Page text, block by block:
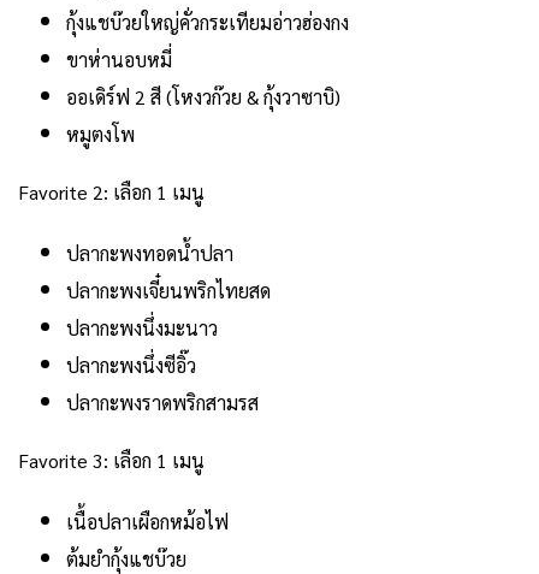
กุ้งแชบ๊วยใหญ่คั่วกระเทียมอ่าวฮ่องกง
ขาห่านอบหมี่
ออเดิร์ฟ 2 สี (โหงวก๊วย & กุ้งวาซาบิ)
หมูตงโพ
Favorite 2: เลือก 1 เมนู
ปลากะพงทอดน้ำปลา
ปลากะพงเจี๋ยนพริกไทยสด
ปลากะพงนึ่งมะนาว
ปลากะพงนึ่งซีอิ๊ว
ปลากะพงราดพริกสามรส
Favorite 3: เลือก 1 เมนู
เนื้อปลาเผือกหม้อไฟ
ต้มยำกุ้งแชบ๊วย